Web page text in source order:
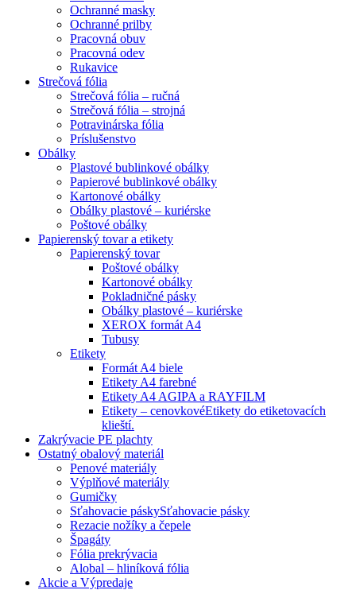
Ochranné masky
Ochranné prilby
Pracovná obuv
Pracovná odev
Rukavice
Strečová fólia
Strečová fólia – ručná
Strečová fólia – strojná
Potravinárska fólia
Príslušenstvo
Obálky
Plastové bublinkové obálky
Papierové bublinkové obálky
Kartonové obálky
Obálky plastové – kuriérske
Poštové obálky
Papierenský tovar a etikety
Papierenský tovar
Poštové obálky
Kartonové obálky
Pokladničné pásky
Obálky plastové – kuriérske
XEROX formát A4
Tubusy
Etikety
Formát A4 biele
Etikety A4 farebné
Etikety A4 AGIPA a RAYFILM
Etikety – cenovkovéEtikety do etiketovacích
klieští.
Zakrývacie PE plachty
Ostatný obalový materiál
Penové materiály
Výplňové materiály
Gumičky
Sťahovacie páskySťahovacie pásky
Rezacie nožíky a čepele
Špagáty
Fólia prekrývacia
Alobal – hliníková fólia
Akcie a Výpredaje